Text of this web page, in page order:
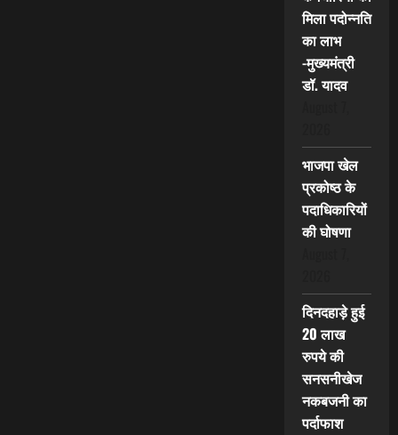
मिला पदोन्नति
का लाभ
-मुख्यमंत्री
डॉ. यादव
भाजपा खेल
प्रकोष्ठ के
पदाधिकारियों
की घोषणा
दिनदहाड़े हुई
20 लाख
रुपये की
सनसनीखेज
नकबजनी का
पर्दाफाश